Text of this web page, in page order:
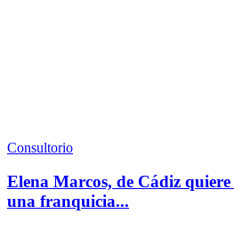
Consultorio
Elena Marcos, de Cádiz
una franquicia...